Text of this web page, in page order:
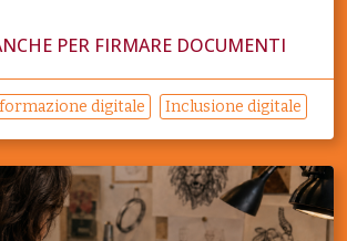
PER FIRMARE DOCUMENTI
digitale Inclusione digitale